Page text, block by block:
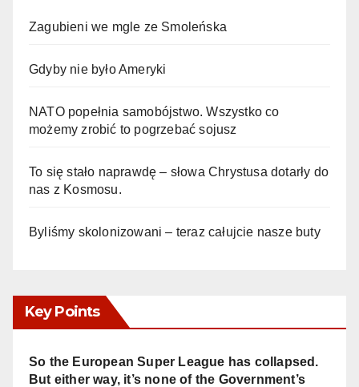
Zagubieni we mgle ze Smoleńska
Gdyby nie było Ameryki
NATO popełnia samobójstwo. Wszystko co
możemy zrobić to pogrzebać sojusz
To się stało naprawdę – słowa Chrystusa dotarły do
nas z Kosmosu.
Byliśmy skolonizowani – teraz całujcie nasze buty
Key Points
So the European Super League has collapsed.
But either way, it’s none of the Government’s